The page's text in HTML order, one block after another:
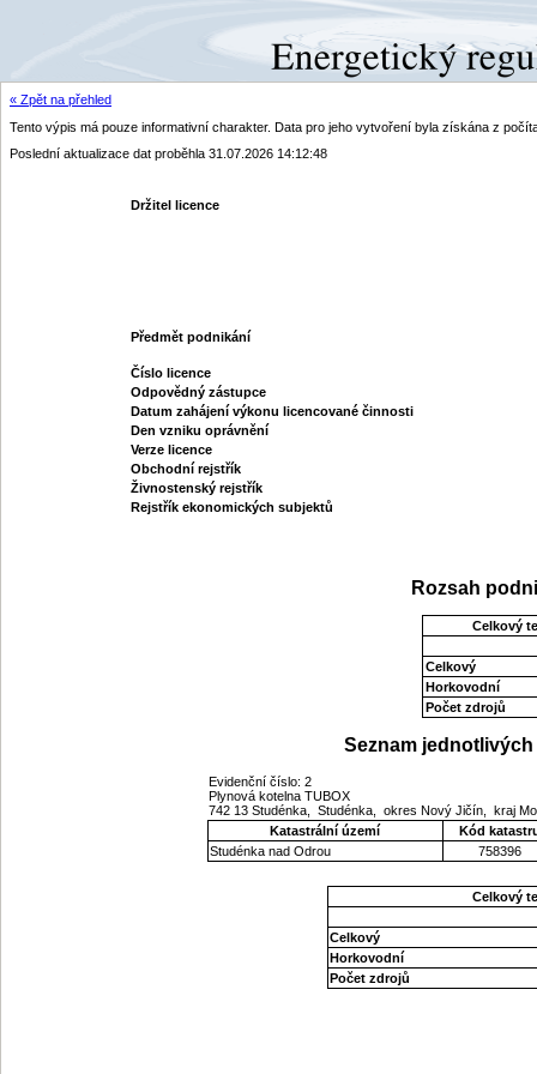
« Zpět na přehled
Tento výpis má pouze informativní charakter. Data pro jeho vytvoření byla získána z
Poslední aktualizace dat proběhla 31.07.2026 14:12:48
Držitel licence
Předmět podnikání
Číslo licence
Odpovědný zástupce
Datum zahájení výkonu licencované činnosti
Den vzniku oprávnění
Verze licence
Obchodní rejstřík
Živnostenský rejstřík
Rejstřík ekonomických subjektů
Rozsah
Celkový
Celkový
Horkovodní
Počet zdrojů
Seznam
Evidenční číslo: 2
Plynová kotelna TUBOX
742 13 Studénka, Studénka, okres Nový Jičín, kraj
Katastrální území
Kód
Studénka nad Odrou
758396
Celkový
Celkový
Horkovodní
Počet zdrojů